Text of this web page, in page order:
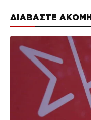
ΔΙΑΒΑΣΤΕ ΑΚΟΜΗ